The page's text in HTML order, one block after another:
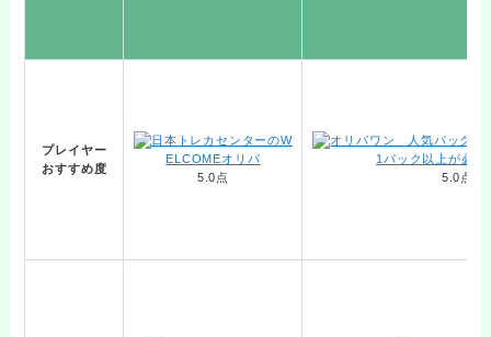
プレイヤー
おすすめ度
5.0点 5.0点